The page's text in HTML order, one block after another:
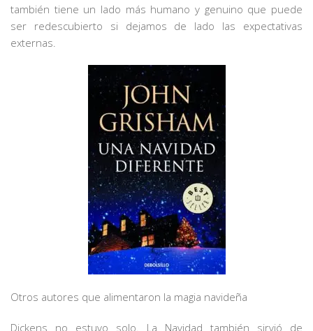
también tiene un lado más humano y genuino que puede
ser redescubierto si dejamos de lado las expectativas
externas.
Otros autores que alimentaron la magia navideña
Dickens no estuvo solo. La Navidad también sirvió de